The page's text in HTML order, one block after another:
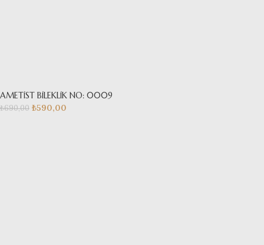
AMETİST BİLEKLİK NO: 0009
₺690,00 ₺590,00